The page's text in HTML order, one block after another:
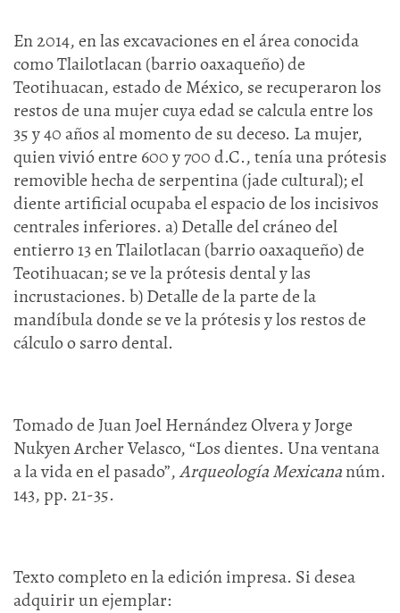
En 2014, en las excavaciones en el área conocida
como Tlailotlacan (barrio oaxaqueño) de
Teotihuacan, estado de México, se recuperaron los
restos de una mujer cuya edad se calcula entre los
35 y 40 años al momento de su deceso. La mujer,
quien vivió entre 600 y 700 d.C., tenía una prótesis
removible hecha de serpentina (jade cultural); el
diente artificial ocupaba el espacio de los incisivos
centrales inferiores. a) Detalle del cráneo del
entierro 13 en Tlailotlacan (barrio oaxaqueño) de
Teotihuacan; se ve la prótesis dental y las
incrustaciones. b) Detalle de la parte de la
mandíbula donde se ve la prótesis y los restos de
cálculo o sarro dental.
Tomado de Juan Joel Hernández Olvera y Jorge
Nukyen Archer Velasco, “Los dientes. Una ventana
a la vida en el pasado”,Arqueología Mexicananúm.
143, pp. 21-35.
Texto completo en la edición impresa. Si desea
adquirir un ejemplar: